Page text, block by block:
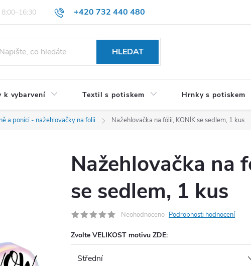
+420 732 440 480
spotřebitele VŠEOBECNÉ OBCHODNÍ PODMÍNKY PRO PODNIKATELE (B2B)
HLEDAT
k vybarvení Textil s potiskem Hrnky s potiskem
a poníci - nažehlovačky na folii Nažehlovačka na fólii, KONÍK se sedlem, 1 kus
Nažehlovačka na
se sedlem, 1 kus
Neohodnoceno Podrobnosti hodnocení
Zvolte VELIKOST motivu ZDE: